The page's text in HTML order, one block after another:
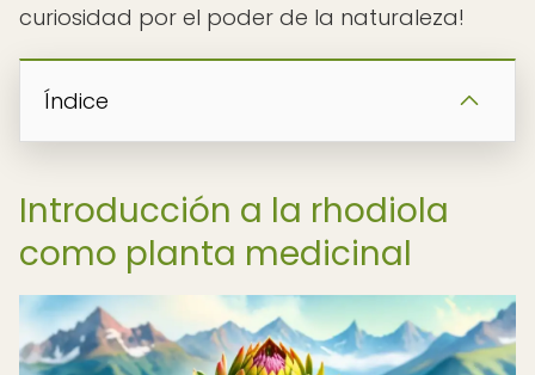
curiosidad por el poder de la naturaleza!
Índice
Introducción a la rhodiola
como planta medicinal